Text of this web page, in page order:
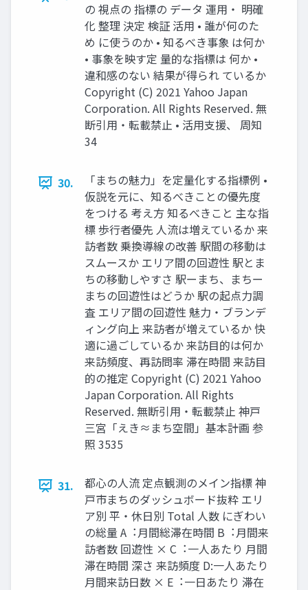
の 視点の 指標の データ 運⽤・ 明確
化 整理 決定 検証 活⽤ • 誰が何のた
め に使うのか • 知るべき事象 は何か
• 事象を映す定 量的な指標は 何か •
違和感のない 結果が得られ ているか
Copyright (C) 2021 Yahoo Japan
Corporation. All Rights Reserved. 無
断引用・転載禁止 • 活⽤⽀援、 周知
34
30.
「まちの魅⼒」を定量化する指標例 •
仮説を元に、知るべきことの優先度
をつける 考え⽅ 知るべきこと 主な指
標 歩⾏者優先 ⼈流は増えているか 来
訪者数 乗換導線の改善 駅間の移動は
スムースか エリア間の回遊性 駅とま
ちの移動しやすさ 駅ーまち、まちー
まちの回遊性はどうか 駅の起点⼒調
査 エリア間の回遊性 魅⼒・ブランデ
ィング向上 来訪者が増えているか 快
適に過ごしているか 来訪⽬的は何か
来訪頻度、再訪問率 滞在時間 来訪⽬
的の推定 Copyright (C) 2021 Yahoo
Japan Corporation. All Rights
Reserved. 無断引用・転載禁止 神⼾
三宮「えき≈まち空間」基本計画 参
照 3535
31.
都⼼の⼈流 定点観測のメイン指標 神
戸市まちのダッシュボード抜粋 エリ
ア別 平・休⽇別 Total ⼈数 にぎわい
の総量 A︓⽉間総滞在時間 B︓⽉間来
訪者数 回遊性 × C︓⼀⼈あたり ⽉間
滞在時間 深さ 来訪頻度 D:⼀⼈あたり
⽉間来訪⽇数 × E︓⼀⽇あたり 滞在